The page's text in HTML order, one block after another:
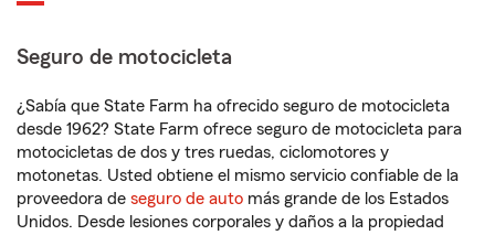
Seguro de motocicleta
¿Sabía que State Farm ha ofrecido seguro de motocicleta
desde 1962? State Farm ofrece seguro de motocicleta para
motocicletas de dos y tres ruedas, ciclomotores y
motonetas. Usted obtiene el mismo servicio confiable de la
proveedora de seguro de auto más grande de los Estados
Unidos. Desde lesiones corporales y daños a la propiedad